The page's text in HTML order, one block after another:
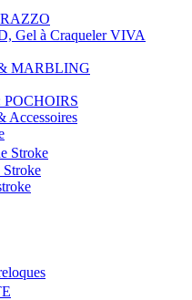
Gel à Craqueler VIVA
MARBLING
POCHOIRS
Accessoires
Stroke
Stroke